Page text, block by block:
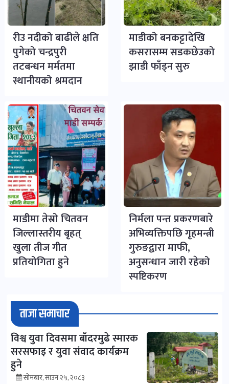
रीउ नदीको बाढीले क्षति
पुगेको चन्द्रपुरी
तटबन्धन मर्मतमा
स्थानीयको श्रमदान
माडीको बनकट्टादेखि
कसरासम्म सडकछेउको
झाडी फाँड्न सुरु
माडीमा तेस्रो चितवन
जिल्लास्तरीय बृहत्
खुला तीज गीत
प्रतियोगिता हुने
निर्मला पन्त प्रकरणबारे
अभिव्यक्तिपछि गृहमन्त्री
गुरुङद्वारा माफी,
अनुसन्धान जारी रहेको
स्पष्टिकरण
ताजा समाचार
विश्व युवा दिवसमा बाँदरमुढे स्मारक
सरसफाइ र युवा संवाद कार्यक्रम
हुने
सोमबार, साउन २५, २०८३